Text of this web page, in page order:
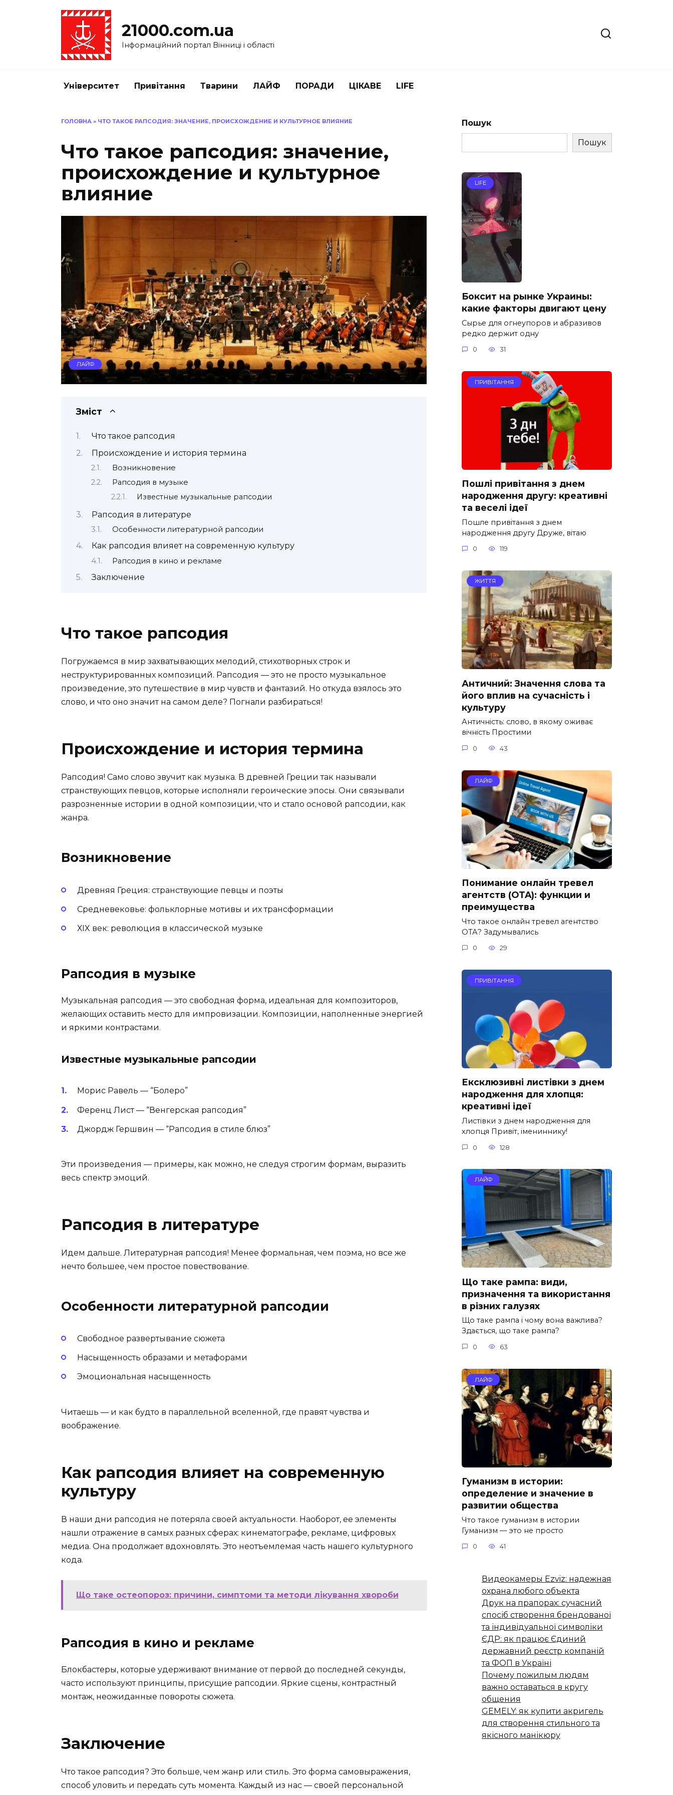
21000.com.ua
Інформаційний портал Вінниці і області
Університет Привітання Тварини ЛАЙФ ПОРАДИ ЦІКАВЕ LIFE
ГОЛОВНА » ЧТО ТАКОЕ РАПСОДИЯ: ЗНАЧЕНИЕ, ПРОИСХОЖДЕНИЕ И КУЛЬТУРНОЕ ВЛИЯНИЕ
Что такое рапсодия: значение,
происхождение и культурное
влияние
ЛАЙФ
Зміст
Что такое рапсодия
Происхождение и история термина
Возникновение
Рапсодия в музыке
Известные музыкальные рапсодии
Рапсодия в литературе
Особенности литературной рапсодии
Как рапсодия влияет на современную культуру
Рапсодия в кино и рекламе
Заключение
Что такое рапсодия
Погружаемся в мир захватывающих мелодий, стихотворных строк и
неструктурированных композиций. Рапсодия — это не просто музыкальное
произведение, это путешествие в мир чувств и фантазий. Но откуда взялось это
слово, и что оно значит на самом деле? Погнали разбираться!
Происхождение и история термина
Рапсодия! Само слово звучит как музыка. В древней Греции так называли
странствующих певцов, которые исполняли героические эпосы. Они связывали
разрозненные истории в одной композиции, что и стало основой рапсодии, как
жанра.
Возникновение
Древняя Греция: странствующие певцы и поэты
Средневековье: фольклорные мотивы и их трансформации
ХIX век: революция в классической музыке
Рапсодия в музыке
Музыкальная рапсодия — это свободная форма, идеальная для композиторов,
желающих оставить место для импровизации. Композиции, наполненные энергией
и яркими контрастами.
Известные музыкальные рапсодии
Морис Равель — “Болеро”
Ференц Лист — “Венгерская рапсодия”
Джордж Гершвин — “Рапсодия в стиле блюз”
Эти произведения — примеры, как можно, не следуя строгим формам, выразить
весь спектр эмоций.
Рапсодия в литературе
Идем дальше. Литературная рапсодия! Менее формальная, чем поэма, но все же
нечто большее, чем простое повествование.
Особенности литературной рапсодии
Свободное развертывание сюжета
Насыщенность образами и метафорами
Эмоциональная насыщенность
Читаешь — и как будто в параллельной вселенной, где правят чувства и
воображение.
Как рапсодия влияет на современную
культуру
В наши дни рапсодия не потеряла своей актуальности. Наоборот, ее элементы
нашли отражение в самых разных сферах: кинематографе, рекламе, цифровых
медиа. Она продолжает вдохновлять. Это неотъемлемая часть нашего культурного
кода.
Що таке остеопороз: причини, симптоми та методи лікування хвороби
Рапсодия в кино и рекламе
Блокбастеры, которые удерживают внимание от первой до последней секунды,
часто используют принципы, присущие рапсодии. Яркие сцены, контрастный
монтаж, неожиданные повороты сюжета.
Заключение
Что такое рапсодия? Это больше, чем жанр или стиль. Это форма самовыражения,
способ уловить и передать суть момента. Каждый из нас — своей персональной
Пошук
Пошук
LIFE
Боксит на рынке Украины:
какие факторы двигают цену
Сырье для огнеупоров и абразивов
редко держит одну
0 31
ПРИВІТАННЯ
Пошлі привітання з днем
народження другу: креативні
та веселі ідеї
Пошле привітання з днем
народження другу Друже, вітаю
0 119
ЖИТТЯ
Античний: Значення слова та
його вплив на сучасність і
культуру
Античність: слово, в якому оживає
вічність Простими
0 43
ЛАЙФ
Понимание онлайн тревел
агентств (OTA): функции и
преимущества
Что такое онлайн тревел агентство
ОТА? Задумывались
0 29
ПРИВІТАННЯ
Ексклюзивні листівки з днем
народження для хлопця:
креативні ідеї
Листівки з днем народження для
хлопця Привіт, імениннику!
0 128
ЛАЙФ
Що таке рампа: види,
призначення та використання
в різних галузях
Що таке рампа і чому вона важлива?
Здається, що таке рампа?
0 63
ЛАЙФ
Гуманизм в истории:
определение и значение в
развитии общества
Что такое гуманизм в истории
Гуманизм — это не просто
0 41
Видеокамеры Ezviz: надежная
охрана любого объекта
Друк на прапорах: сучасний
спосіб створення брендованої
та індивідуальної символіки
ЄДР: як працює Єдиний
державний реєстр компаній
та ФОП в Україні
Почему пожилым людям
важно оставаться в кругу
общения
GEMELY: як купити акригель
для створення стильного та
якісного манікюру